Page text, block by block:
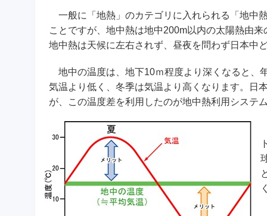
一般に「地熱」のカテゴリに入れられる「地中
ことですが、地中熱は地中200m以内の太陽熱由
地中熱は天候に左右されず、昼夜を問わず日本中
地中の温度は、地下10ｍ程度より深くなると、
気温より低く、冬季は気温より高くなります。
が、この温度差を利用したのが地中熱利用システ